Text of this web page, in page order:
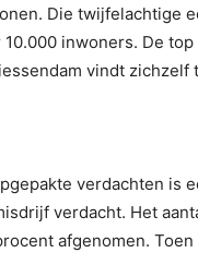
Die twijfelachtige
inwoners. De
vindt
verdachten
verdacht. Het
afgenomen.